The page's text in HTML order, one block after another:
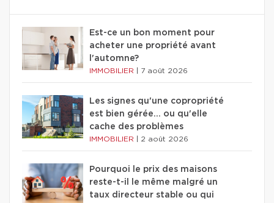
Est-ce un bon moment pour
acheter une propriété avant
l'automne?
IMMOBILIER 7 août 2026
Les signes qu'une copropriété
est bien gérée… ou qu'elle
cache des problèmes
IMMOBILIER 2 août 2026
Pourquoi le prix des maisons
reste-t-il le même malgré un
taux directeur stable ou qui